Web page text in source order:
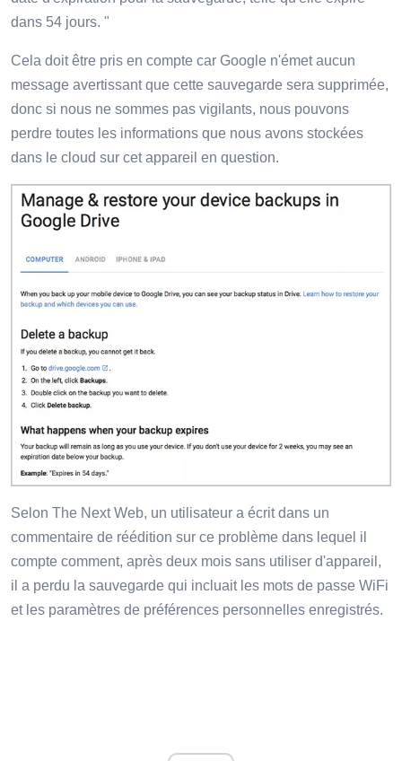
dans 54 jours. "
Cela doit être pris en compte car Google n'émet aucun
message avertissant que cette sauvegarde sera supprimée,
donc si nous ne sommes pas vigilants, nous pouvons
perdre toutes les informations que nous avons stockées
dans le cloud sur cet appareil en question.
Selon The Next Web, un utilisateur a écrit dans un
commentaire de réédition sur ce problème dans lequel il
compte comment, après deux mois sans utiliser d'appareil,
il a perdu la sauvegarde qui incluait les mots de passe WiFi
et les paramètres de préférences personnelles enregistrés.